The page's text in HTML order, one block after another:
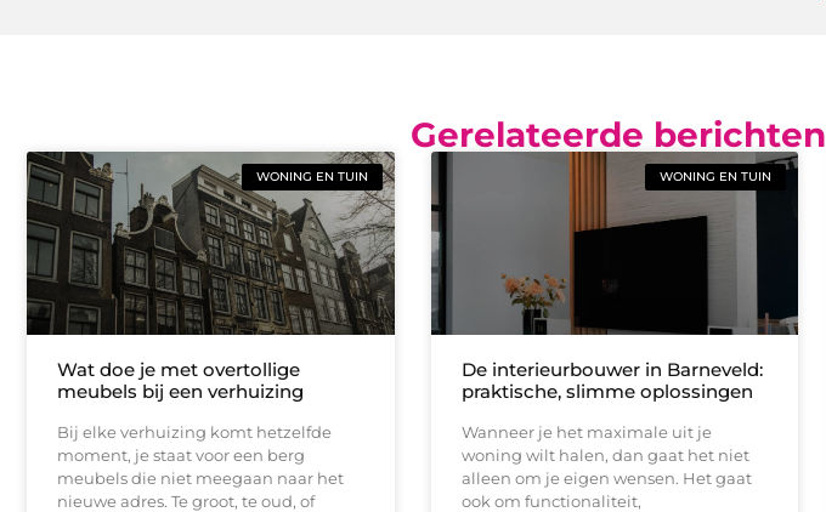
Gerelateerde berichten
WONING EN TUIN
Wat doe je met overtollige
meubels bij een verhuizing
Bij elke verhuizing komt hetzelfde
moment, je staat voor een berg
meubels die niet meegaan naar het
nieuwe adres. Te groot, te oud, of
WONING EN TUIN
De interieurbouwer in Barneveld:
praktische, slimme oplossingen
Wanneer je het maximale uit je
woning wilt halen, dan gaat het niet
alleen om je eigen wensen. Het gaat
ook om functionaliteit,